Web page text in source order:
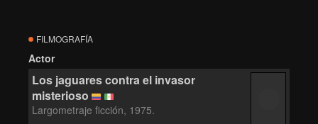
FILMOGRAFÍA
Actor
Los jaguares contra el invasor
misterioso
Largometraje ficción, 1975.